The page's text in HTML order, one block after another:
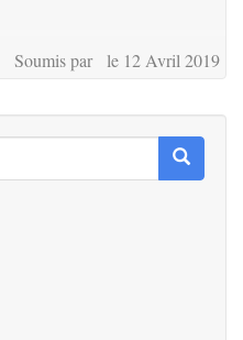
Soumis par le 12 Avril 2019